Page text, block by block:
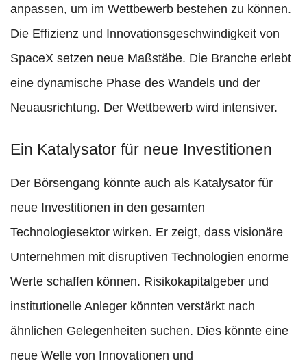
anpassen, um im Wettbewerb bestehen zu können.
Die Effizienz und Innovationsgeschwindigkeit von
SpaceX setzen neue Maßstäbe. Die Branche erlebt
eine dynamische Phase des Wandels und der
Neuausrichtung. Der Wettbewerb wird intensiver.
Ein Katalysator für neue Investitionen
Der Börsengang könnte auch als Katalysator für
neue Investitionen in den gesamten
Technologiesektor wirken. Er zeigt, dass visionäre
Unternehmen mit disruptiven Technologien enorme
Werte schaffen können. Risikokapitalgeber und
institutionelle Anleger könnten verstärkt nach
ähnlichen Gelegenheiten suchen. Dies könnte eine
neue Welle von Innovationen und